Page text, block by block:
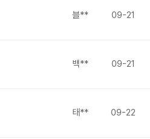
블** 09-21
백** 09-21
태** 09-22